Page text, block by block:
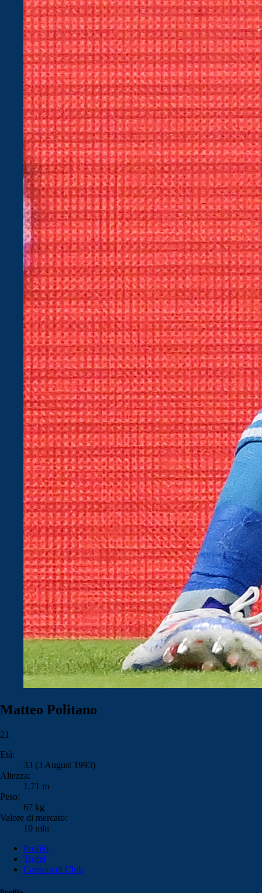
Matteo Politano
21
Età:
33 (3 August 1993)
Altezza:
1.71 m
Peso:
67 kg
Valore di mercato:
10 mln
Profilo
Trofei
Carriera di Club